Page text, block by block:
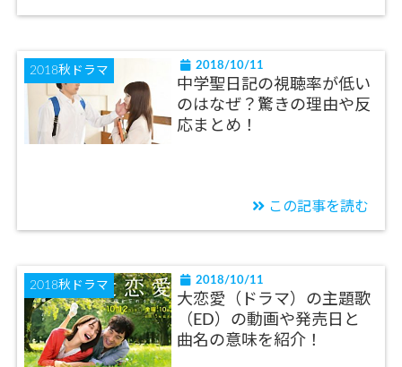
2018秋ドラマ 2018/10/11
中学聖日記の視聴率が低い
のはなぜ？驚きの理由や反
応まとめ！
この記事を読む
2018秋ドラマ 2018/10/11
大恋愛（ドラマ）の主題歌
（ED）の動画や発売日と
曲名の意味を紹介！